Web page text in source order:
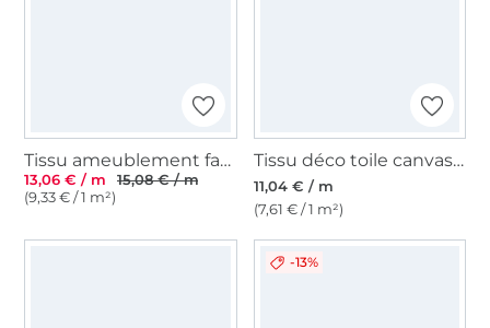
Tissu ameublement fauteuil canapé velours côtelé Fjord, beige
13,06 € / m
15,08 € / m
(9,33 € / 1 m²)
Tissu déco toile canvas uni, écru
11,04 € / m
(7,61 € / 1 m²)
-13%